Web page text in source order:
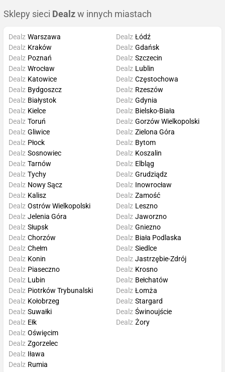
Sklepy sieci Dealz w innych miastach
Dealz Warszawa
Dealz Kraków
Dealz Poznań
Dealz Wrocław
Dealz Łódź
Dealz Gdańsk
Dealz Szczecin
Dealz Lublin
Dealz Katowice
Dealz Bydgoszcz
Dealz Białystok
Dealz Kielce
Dealz Częstochowa
Dealz Rzeszów
Dealz Gdynia
Dealz Bielsko-Biała
Dealz Toruń
Dealz Gliwice
Dealz Płock
Dealz Sosnowiec
Dealz Gorzów Wielkopolski
Dealz Zielona Góra
Dealz Bytom
Dealz Koszalin
Dealz Tarnów
Dealz Tychy
Dealz Nowy Sącz
Dealz Kalisz
Dealz Elbląg
Dealz Grudziądz
Dealz Inowrocław
Dealz Zamość
Dealz Ostrów Wielkopolski
Dealz Jelenia Góra
Dealz Słupsk
Dealz Chorzów
Dealz Leszno
Dealz Jaworzno
Dealz Gniezno
Dealz Biała Podlaska
Dealz Chełm
Dealz Konin
Dealz Piaseczno
Dealz Lubin
Dealz Siedlce
Dealz Jastrzębie-Zdrój
Dealz Krosno
Dealz Bełchatów
Dealz Piotrków Trybunalski
Dealz Kołobrzeg
Dealz Suwałki
Dealz Ełk
Dealz Łomża
Dealz Stargard
Dealz Świnoujście
Dealz Żory
Dealz Oświęcim
Dealz Zgorzelec
Dealz Iława
Dealz Rumia